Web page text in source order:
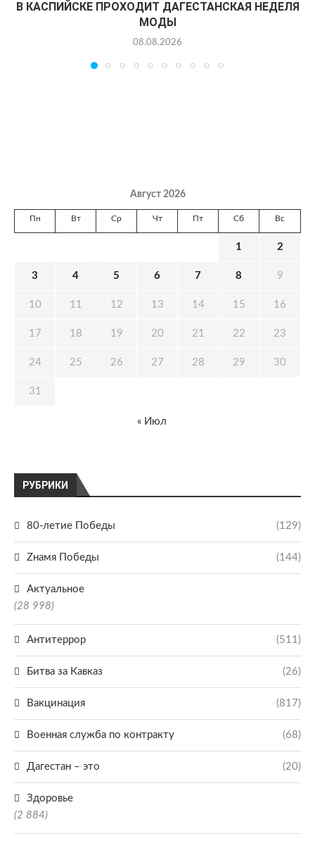
В КАСПИЙСКЕ ПРОХОДИТ ДАГЕСТАНСКАЯ НЕДЕЛЯ
МОДЫ
08.08.2026
РУБРИКИ
80-летие Победы (129)
Zнамя Победы (144)
Актуальное
(28 998)
Антитеррор (511)
Битва за Кавказ (26)
Вакцинация (817)
Военная служба по контракту (68)
Дагестан – это (20)
Здоровье
(2 884)
Август 2026
Пн Вт Ср Чт Пт Сб Вс
1 2
3 4 5 6 7 8 9
10 11 12 13 14 15 16
17 18 19 20 21 22 23
24 25 26 27 28 29 30
31
« Июл